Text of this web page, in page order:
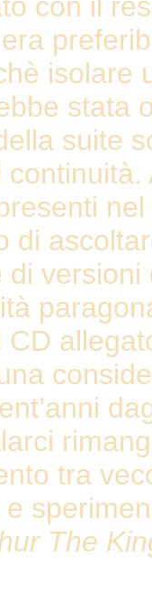
con il
isolare
stata
suite
di
di
CD
tra
The